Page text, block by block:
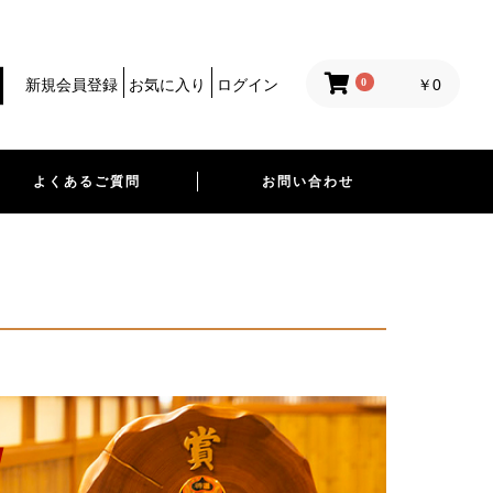
新規会員登録 お気に入り ログイン 0 ￥0
よくあるご質問 お問い合わせ